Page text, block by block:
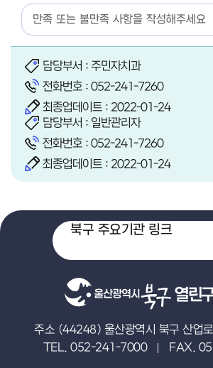
담당부서 : 주민자치과
전화번호 : 052-241-7260
최종업데이트 : 2022-01-24
담당부서 : 일반관리자
전화번호 : 052-241-7260
최종업데이트 : 2022-01-24
열린
주소 (44248) 울산광역시 북구 산업
TEL. 052-241-7000
FAX.
북구 주요기관 링크